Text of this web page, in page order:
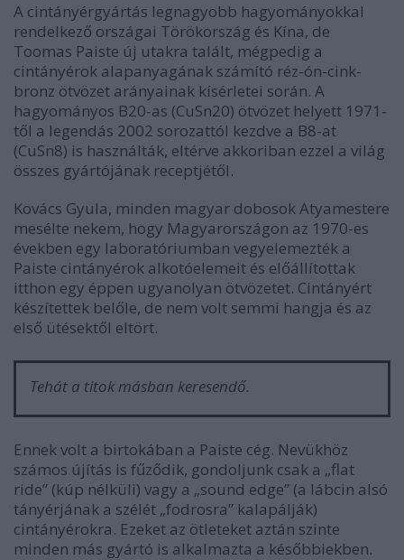
A cintányérgyártás legnagyobb hagyományokkal
rendelkező országai Törökország és Kína, de
Toomas Paiste új utakra talált, mégpedig a
cintányérok alapanyagának számító réz-ón-cink-
bronz ötvözet arányainak kísérletei során. A
hagyományos B20-as (CuSn20) ötvözet helyett 1971-
től a legendás 2002 sorozattól kezdve a B8-at
(CuSn8) is használták, eltérve akkoriban ezzel a világ
összes gyártójának receptjétől.
Kovács Gyula, minden magyar dobosok Atyamestere
mesélte nekem, hogy Magyarországon az 1970-es
években egy laboratóriumban vegyelemezték a
Paiste cintányérok alkotóelemeit és előállítottak
itthon egy éppen ugyanolyan ötvözetet. Cintányért
készítettek belőle, de nem volt semmi hangja és az
első ütésektől eltört.
Tehát a titok másban keresendő.
Ennek volt a birtokában a Paiste cég. Nevükhöz
számos újítás is fűződik, gondoljunk csak a „flat
ride” (kúp nélküli) vagy a „sound edge” (a lábcin alsó
tányérjának a szélét „fodrosra” kalapálják)
cintányérokra. Ezeket az ötleteket aztán szinte
minden más gyártó is alkalmazta a későbbiekben.